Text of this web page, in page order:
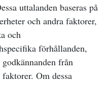
uttalanden baseras på
och andra faktorer,
och
förhållanden,
från
Om dessa